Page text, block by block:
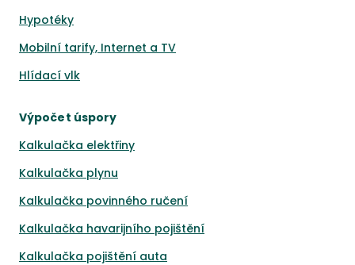
Hypotéky
Mobilní tarify, Internet a TV
Hlídací vlk
Výpočet úspory
Kalkulačka elektřiny
Kalkulačka plynu
Kalkulačka povinného ručení
Kalkulačka havarijního pojištění
Kalkulačka pojištění auta